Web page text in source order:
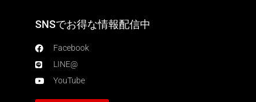
SNSでお得な情報配信中
Facebook
LINE@
YouTube